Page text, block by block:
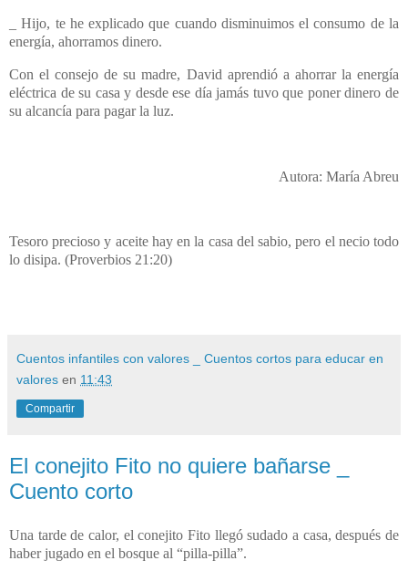
_ Hijo, te he explicado que cuando disminuimos el consumo de la
energía, ahorramos dinero.
Con el consejo de su madre, David aprendió a ahorrar la energía
eléctrica de su casa y desde ese día jamás tuvo que poner dinero de
su alcancía para pagar la luz.
Autora: María Abreu
Tesoro precioso y aceite hay en la casa del sabio, pero el necio todo
lo disipa. (Proverbios 21:20)
Cuentos infantiles con valores _ Cuentos cortos para educar en
valores en 11:43
Compartir
El conejito Fito no quiere bañarse _
Cuento corto
Una tarde de calor, el conejito Fito llegó sudado a casa, después de
haber jugado en el bosque al “pilla-pilla”.